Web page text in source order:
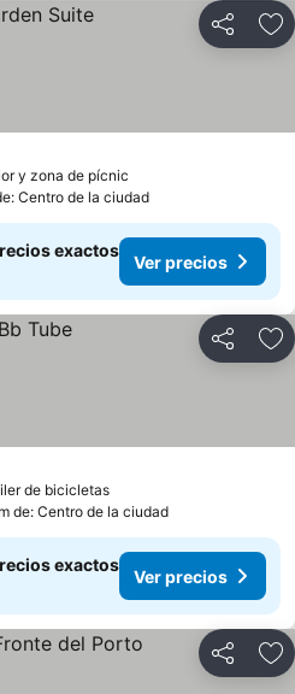
Compartir
y zona de pícnic
Centro de la ciudad
exactos
Ver precios
Compartir
de bicicletas
de: Centro de la ciudad
exactos
Ver precios
Compartir